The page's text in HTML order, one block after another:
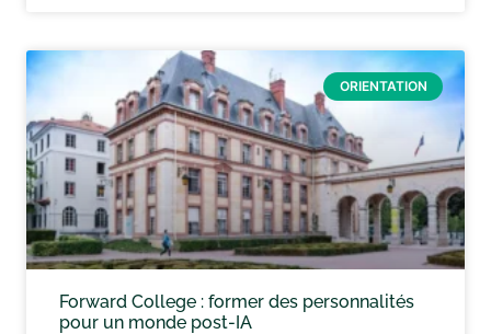
ORIENTATION
Forward College : former des personnalités
pour un monde post-IA